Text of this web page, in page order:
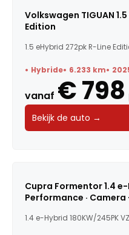
Volkswagen TIGUAN
Edition
1.5 eHybrid 272pk R-Line
Hybride 6.233 km
vanaf € 798
Bekijk de auto →
Cupra Formentor 1.4
Performance · Camera